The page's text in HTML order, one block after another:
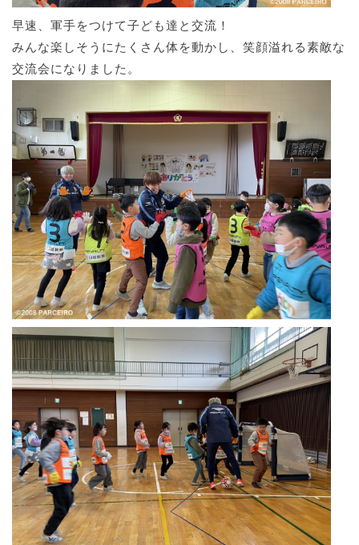
早速、軍手をつけて子ども達と交流！
みんな楽しそうにたくさん体を動かし、笑顔溢れる素敵な
交流会になりました。